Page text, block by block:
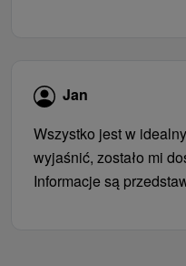
Jan
Wszystko jest w
wyjaśnić, zostało mi
Informacje są